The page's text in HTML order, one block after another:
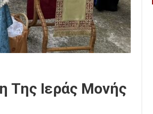
Της Ιεράς Μονής